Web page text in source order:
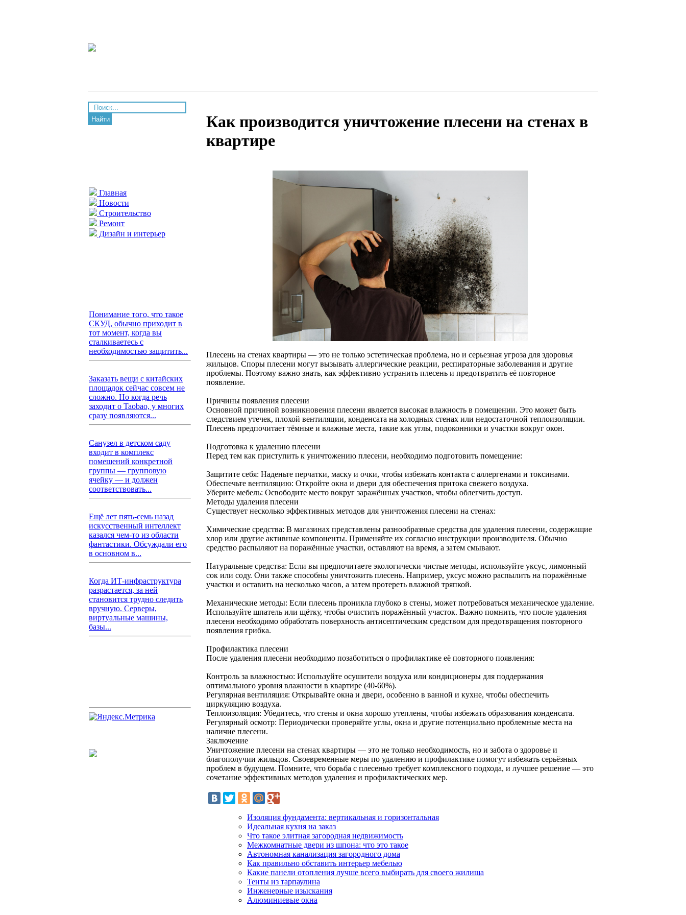
Найти
Главная
Новости
Строительство
Ремонт
Дизайн и интерьер
Понимание того, что такое
СКУД, обычно приходит в
тот момент, когда вы
сталкиваетесь с
необходимостью защитить...
Заказать вещи с китайских
площадок сейчас совсем не
сложно. Но когда речь
заходит о Taobao, у многих
сразу появляются...
Санузел в детском саду
входит в комплекс
помещений конкретной
группы — групповую
ячейку — и должен
соответствовать...
Ещё лет пять-семь назад
искусственный интеллект
казался чем-то из области
фантастики. Обсуждали его
в основном в...
Когда ИТ-инфраструктура
разрастается, за ней
становится трудно следить
вручную. Серверы,
виртуальные машины,
базы...
Как производится уничтожение плесени на стенах в
квартире
Плесень на стенах квартиры — это не только эстетическая проблема, но и серьезная угроза для здоровья
жильцов. Споры плесени могут вызывать аллергические реакции, респираторные заболевания и другие
проблемы. Поэтому важно знать, как эффективно устранить плесень и предотвратить её повторное
появление.
Причины появления плесени
Основной причиной возникновения плесени является высокая влажность в помещении. Это может быть
следствием утечек, плохой вентиляции, конденсата на холодных стенах или недостаточной теплоизоляции.
Плесень предпочитает тёмные и влажные места, такие как углы, подоконники и участки вокруг окон.
Подготовка к удалению плесени
Перед тем как приступить к уничтожению плесени, необходимо подготовить помещение:
Защитите себя: Наденьте перчатки, маску и очки, чтобы избежать контакта с аллергенами и токсинами.
Обеспечьте вентиляцию: Откройте окна и двери для обеспечения притока свежего воздуха.
Уберите мебель: Освободите место вокруг заражённых участков, чтобы облегчить доступ.
Методы удаления плесени
Существует несколько эффективных методов для уничтожения плесени на стенах:
Химические средства: В магазинах представлены разнообразные средства для удаления плесени, содержащие
хлор или другие активные компоненты. Применяйте их согласно инструкции производителя. Обычно
средство распыляют на поражённые участки, оставляют на время, а затем смывают.
Натуральные средства: Если вы предпочитаете экологически чистые методы, используйте уксус, лимонный
сок или соду. Они также способны уничтожить плесень. Например, уксус можно распылить на поражённые
участки и оставить на несколько часов, а затем протереть влажной тряпкой.
Механические методы: Если плесень проникла глубоко в стены, может потребоваться механическое удаление.
Используйте шпатель или щётку, чтобы очистить поражённый участок. Важно помнить, что после удаления
плесени необходимо обработать поверхность антисептическим средством для предотвращения повторного
появления грибка.
Профилактика плесени
После удаления плесени необходимо позаботиться о профилактике её повторного появления:
Контроль за влажностью: Используйте осушители воздуха или кондиционеры для поддержания
оптимального уровня влажности в квартире (40-60%).
Регулярная вентиляция: Открывайте окна и двери, особенно в ванной и кухне, чтобы обеспечить
циркуляцию воздуха.
Теплоизоляция: Убедитесь, что стены и окна хорошо утеплены, чтобы избежать образования конденсата.
Регулярный осмотр: Периодически проверяйте углы, окна и другие потенциально проблемные места на
наличие плесени.
Заключение
Уничтожение плесени на стенах квартиры — это не только необходимость, но и забота о здоровье и
благополучии жильцов. Своевременные меры по удалению и профилактике помогут избежать серьёзных
проблем в будущем. Помните, что борьба с плесенью требует комплексного подхода, и лучшее решение — это
сочетание эффективных методов удаления и профилактических мер.
Изоляция фундамента: вертикальная и горизонтальная
Идеальная кухня на заказ
Что такое элитная загородная недвижимость
Межкомнатные двери из шпона: что это такое
Автономная канализация загородного дома
Как правильно обставить интерьер мебелью
Какие панели отопления лучше всего выбирать для своего жилища
Тенты из тарпаулина
Инженерные изыскания
Алюминиевые окна